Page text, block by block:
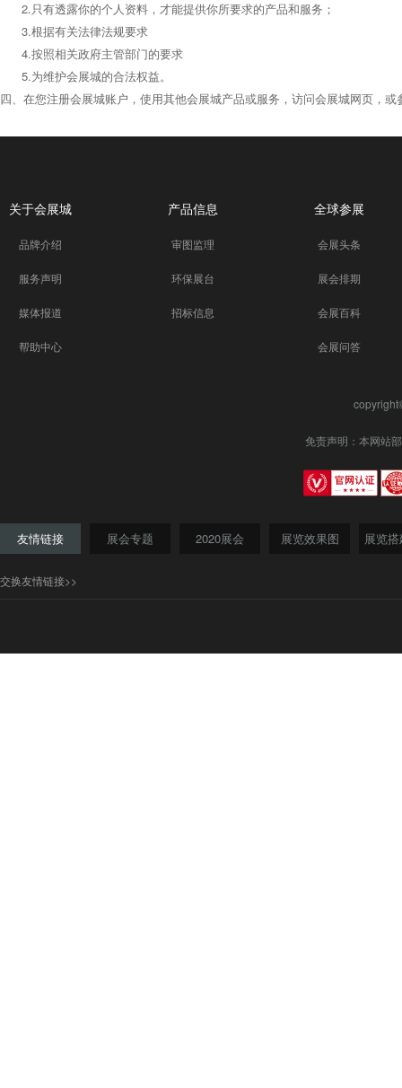
2.只有透露你的个人资料，才能提供你所要求的产品和服务；
3.根据有关法律法规要求
4.按照相关政府主管部门的要求
5.为维护会展城的合法权益。
四、在您注册会展城账户，使用其他会展城产品或服务，访问会展城网页，
关于会展城
品牌介绍
服务声明
媒体报道
帮助中心
产品信息
审图监理
环保展台
招标信息
全球参展
会展头条
展会排期
会展百科
会展问答
免责声明：本网站
友情链接 展会专题 2020展会 展览效果图 展览
交换友情链接>>